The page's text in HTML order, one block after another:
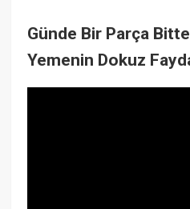
Günde Bir Parça
Yemenin Dokuz